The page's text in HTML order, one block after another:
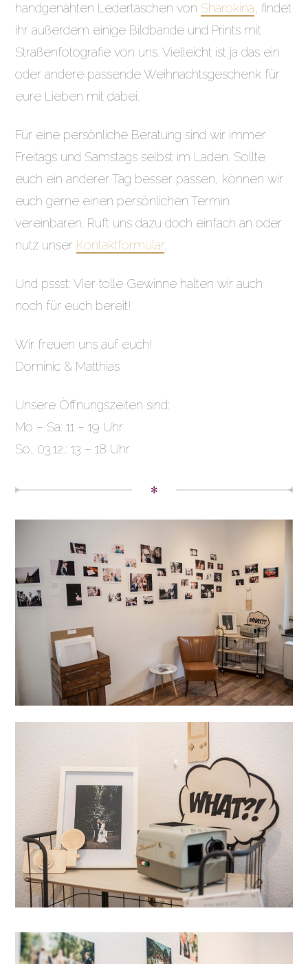
handgenähten Ledertaschen von Sharokina, findet
ihr außerdem einige Bildbande und Prints mit
Straßenfotografie von uns. Vielleicht ist ja das ein
oder andere passende Weihnachtsgeschenk für
eure Lieben mit dabei.
Für eine persönliche Beratung sind wir immer
Freitags und Samstags selbst im Laden. Sollte
euch ein anderer Tag besser passen, können wir
euch gerne einen persönlichen Termin
vereinbaren. Ruft uns dazu doch einfach an oder
nutz unser Kontaktformular.
Und pssst: Vier tolle Gewinne halten wir auch
noch für euch bereit!
Wir freuen uns auf euch!
Dominic & Matthias
Unsere Öffnungszeiten sind:
Mo – Sa: 11 – 19 Uhr
So, 03.12.: 13 – 18 Uhr
✻